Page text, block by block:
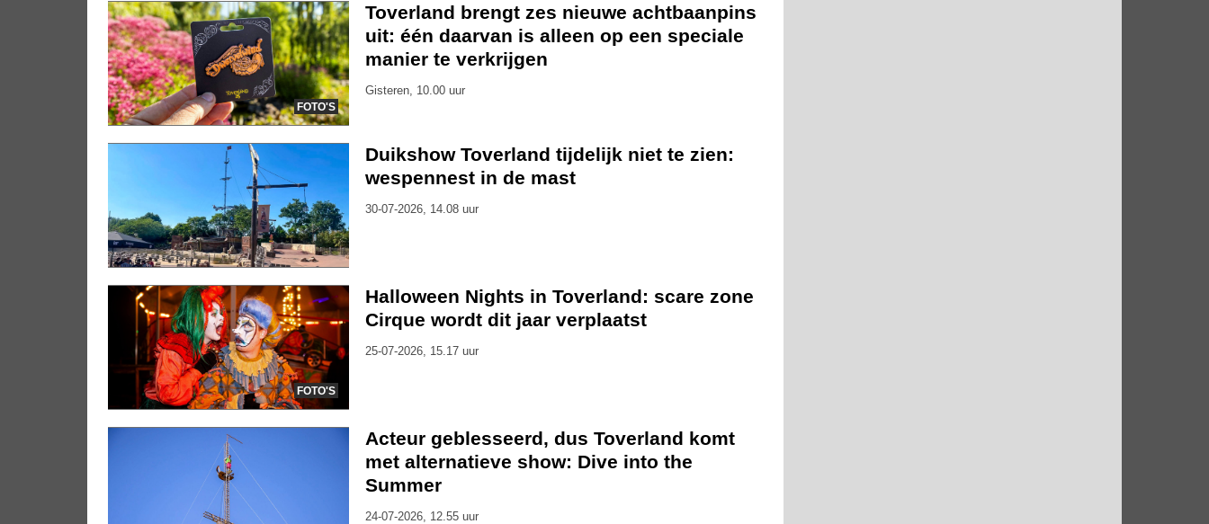
FOTO'S
Toverland brengt zes nieuwe achtbaanpins
uit: één daarvan is alleen op een speciale
manier te verkrijgen
Gisteren, 10.00 uur
Duikshow Toverland tijdelijk niet te zien:
wespennest in de mast
30-07-2026, 14.08 uur
FOTO'S
Halloween Nights in Toverland: scare zone
Cirque wordt dit jaar verplaatst
25-07-2026, 15.17 uur
Acteur geblesseerd, dus Toverland komt
met alternatieve show: Dive into the
Summer
24-07-2026, 12.55 uur